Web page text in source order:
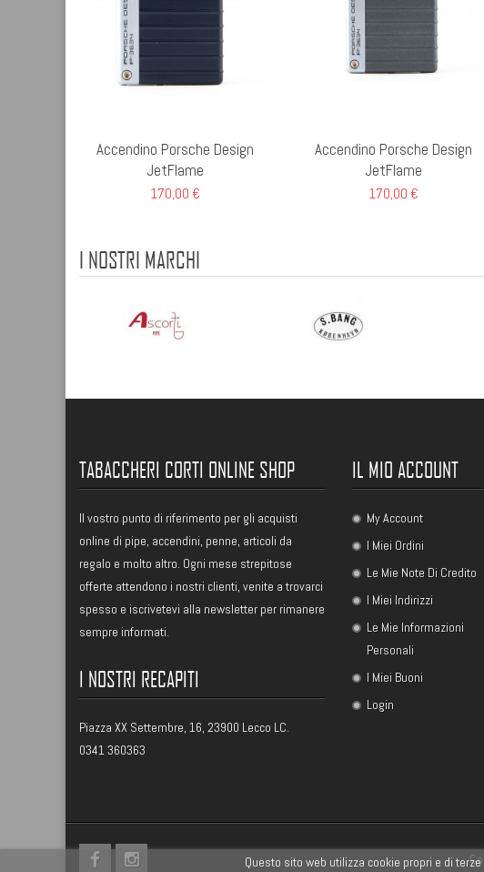
Accendino Porsche Design
JetFlame
170,00 €
Accendino Porsche Design
JetFlame
170,00 €
I NOSTRI MARCHI
TABACCHERI CORTI ONLINE SHOP
Il vostro punto di riferimento per gli acquisti
online di pipe, accendini, penne, articoli da
regalo e molto altro. Ogni mese strepitose
offerte attendono i nostri clienti, venite a trovarci
spesso e iscrivetevi alla newsletter per rimanere
sempre informati.
I NOSTRI RECAPITI
Piazza XX Settembre, 16, 23900 Lecco LC.
0341 360363
IL MIO ACCOUNT
My Account
I Miei Ordini
Le Mie Note Di Credito
I Miei Indirizzi
Le Mie Informazioni
Personali
I Miei Buoni
Login
Questo sito web utilizza cookie propri e di